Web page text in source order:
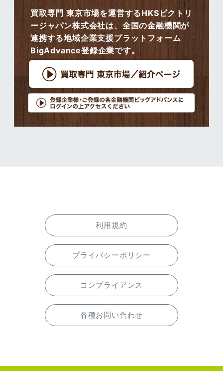
買取専門 東京市場を運営するHKSビクトリ
ージャパン株式会社は、全国の金融機関が
連携する地域企業支援プラットフォーム
BigAdvance登録企業です。
利用規約
プライバシーポリシー
コンプライアンス
各種お問い合わせ